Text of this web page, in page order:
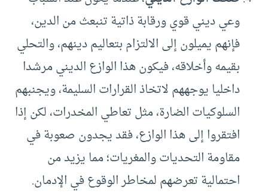
وعي ديني قوي ورقابة ذاتية تنبعث من الدين،
فإنهم يميلون إلى الالتزام بتعاليم دينهم، والتحلي
بقيمه وأخلاقه، فيكون هذا الوازع الديني مرشدا
داخليا يوجههم لاتخاذ القرارات السليمة، ويجنبهم
السلوكيات الضارة، مثل تعاطي المخدرات، لكن إذا
افتقروا إلى هذا الوازع، فقد يجدون صعوبة في
مقاومة التحديات والمغريات؛ مما يزيد من
احتمالية تعرضهم لمخاطر الوقوع في الإدمان.